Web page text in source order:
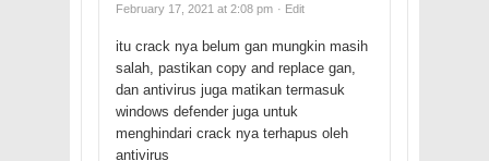
February 17, 2021 at 2:08 pm · Edit
itu crack nya belum gan mungkin masih
salah, pastikan copy and replace gan,
dan antivirus juga matikan termasuk
windows defender juga untuk
menghindari crack nya terhapus oleh
antivirus